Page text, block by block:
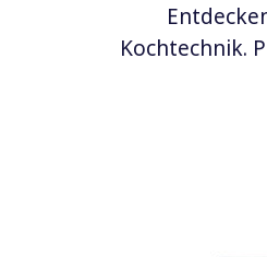
Kochtechnik.